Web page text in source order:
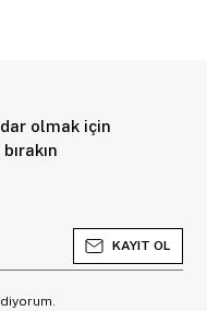
olmak için
KAYIT OL